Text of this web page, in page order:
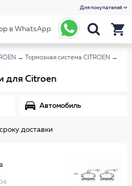
Для покупателей
в WhatsApp
→ Тормозная система CITROEN →
для Citroen
Автомобиль
сроку доставки